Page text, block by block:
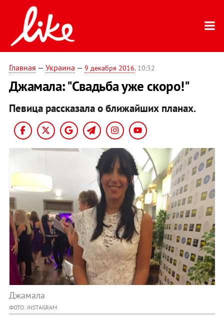
Главная — Украина — 9 декабря 2016, 10:32
Джамала: "Свадьба уже скоро!"
Певица рассказала о ближайших планах.
Джамала
ФОТО: INSTAGRAM